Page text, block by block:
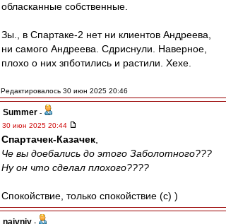
обласканные собственные.
Зы., в Спартаке-2 нет ни клиентов Андреева,
ни самого Андреева. Сдриснули. Наверное,
плохо о них зпботились и растили. Хехе.
Редактировалось 30 июн 2025 20:46
Summer -
30 июн 2025 20:44
Спартачек-Казачек
Че вы доебались до этого Заболотного???
Ну он что сделал плохого????
Спокойствие, только спокойствие (c) )
naivniy -